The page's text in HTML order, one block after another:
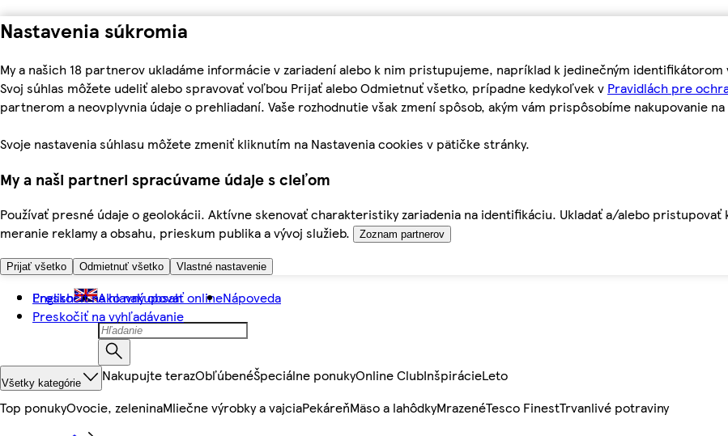
Nastavenia súkromia
My a našich 18 partnerov ukladáme informácie v zariadení alebo k nim pristupujeme, napríklad k jedinečným
Svoj súhlas môžete udeliť alebo spravovať voľbou Prijať alebo Odmietnuť všetko, prípadne kedykoľvek v Pravidlách pre
partnerom a neovplyvnia údaje o prehliadaní. Vaše rozhodnutie však zmení spôsob, akým vám prispôsobíme nakupovanie
Svoje nastavenia súhlasu môžete zmeniť kliknutím na Nastavenia cookies v pätičke stránky.
My a naši partneri spracúvame údaje s cieľom
Používať presné údaje o geolokácii. Aktívne skenovať charakteristiky zariadenia na identifikáciu. Ukladať a/alebo pristupovať
meranie reklamy a obsahu, prieskum publika a vývoj služieb.
Zoznam partnerov
Prijať všetko Odmietnuť všetko Vlastné nastavenie
Preskočiť na hlavný obsah
Preskočiť na vyhľadávanie
English Ako nakupovať onlineNápoveda
Všetky kategórie Nakupujte terazObľúbenéŠpeciálne ponukyOnline ClubInšpirácieLeto
Top ponukyOvocie, zeleninaMliečne výrobky a vajciaPekáreňMäso a lahôdkyMrazenéTesco FinestTrvanlivé potraviny